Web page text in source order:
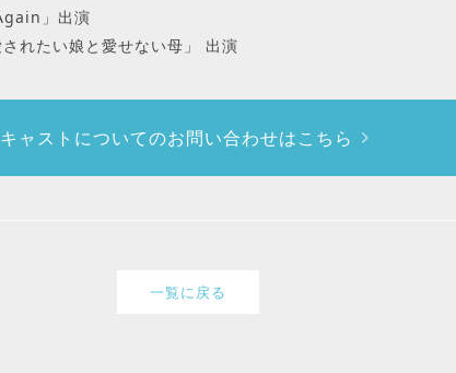
」出演
れたい娘と愛せない母」 出演
キャストについてのお問い合わせはこちら
一覧に戻る